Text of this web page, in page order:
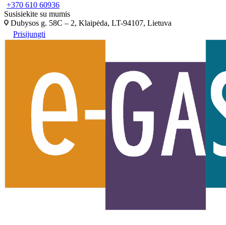
+370 610 60936
Susisiekite su mumis
Dubysos g. 58C – 2, Klaipėda, LT-94107, Lietuva
Prisijungti